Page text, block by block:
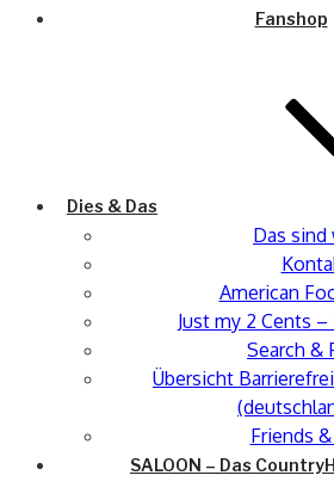
Fanshop
Dies & Das
Das
American
Just my 2 Cents
Search &
Übersicht
Friends
SALOON – Das